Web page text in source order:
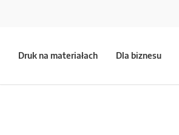
Druk na materiałach Dla biznesu